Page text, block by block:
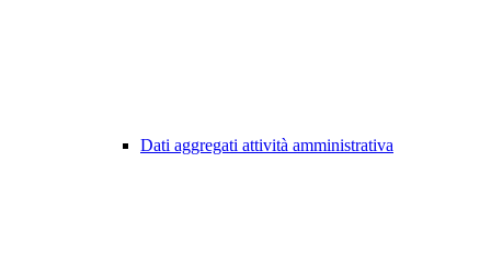
Dati aggregati attività amministrativa